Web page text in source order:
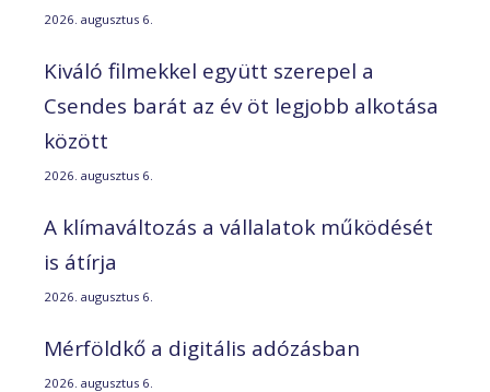
2026. augusztus 6.
Kiváló filmekkel együtt szerepel a
Csendes barát az év öt legjobb alkotása
között
2026. augusztus 6.
A klímaváltozás a vállalatok működését
is átírja
2026. augusztus 6.
Mérföldkő a digitális adózásban
2026. augusztus 6.